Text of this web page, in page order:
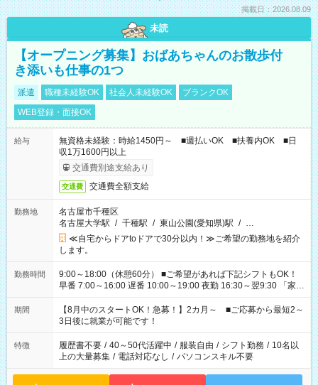
掲載日：2026.08.09
未読
【オープニング募集】おばあちゃんのお散歩付
き添いも仕事の1つ
派遣 職種未経験OK 社会人未経験OK
ブランクOK
WEB登録・面接OK
給与
無資格未経験：時給1450円～ ■週払いOK ■扶養内OK ■日
収1万1600円以上
交通費別途支給あり
交通費 交通費全額支給
勤務地
名古屋市千種区
名古屋大学駅 / 千種駅 / 東山公園(愛知県)駅 / …
≪自宅からドアtoドアで30分以内！≫ご希望の勤務地を紹介
します。
勤務時間
9:00～18:00（休憩60分） ■ご希望があれば下記シフトもOK！
早番 7:00～16:00 遅番 10:00～19:00 夜勤 16:30～翌9:30 「家族
と休みを合わせたい」 「余裕を持って夕飯の準備がしたい」
「できれば残業はしたくない」 など、ご希望を教えてください
ね。 ※Wワーク希望の方へ 今ご覧のお仕事で希望する勤務時間
と、もう1つのお仕事の勤務時間。 合計で週40時間を超える場
合は応募できません。
期間
【8月中のスタートOK！急募！】2カ月～ ■ご応募から最短2～
3日後に就業が可能です！
特徴 履歴書不要 / 40～50代活躍中 / 服装自由 / シフト勤務 / 10名以
上の大量募集 / 電話対応なし / パソコンスキル不要